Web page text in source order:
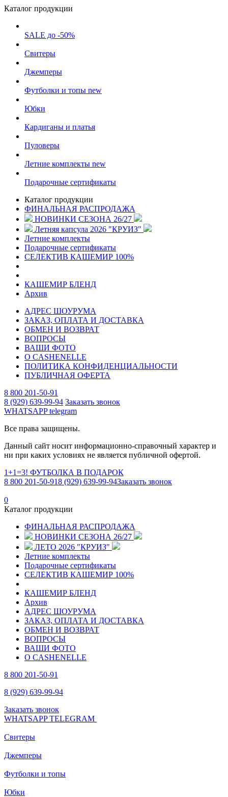
Каталог продукции
SALE до -50%
Свитеры
Джемперы
Футболки и топы new
Юбки
Кардиганы и платья
Пуловеры
Летние комплекты new
Подарочные сертификаты
Каталог продукции
ФИНАЛЬНАЯ РАСПРОДАЖА
НОВИНКИ СЕЗОНА 26/27
Летняя капсула 2026 "КРУИЗ"
Летние комплекты
Подарочные сертификаты
СЕЛЕКТИВ КАШЕМИР 100%
КАШЕМИР БЛЕНД
Архив
АДРЕС ШОУРУМА
ЗАКАЗ, ОПЛАТА И ДОСТАВКА
ОБМЕН И ВОЗВРАТ
ВОПРОСЫ
ВАШИ ФОТО
О CASHENELLE
ПОЛИТИКА КОНФИДЕНЦИАЛЬНОСТИ
ПУБЛИЧНАЯ ОФЕРТА
8 800 201-50-91
8 (929) 639-99-94 Заказать звонок
WHATSAPPtelegram
Все права защищены.
Данный сайт носит информационно-справочный характер и
ни при каких условиях не является публичной офертой.
1+1=3! ФУТБОЛКА В ПОДАРОК
8 800 201-50-918 (929) 639-99-94Заказать звонок
0
Каталог продукции
ФИНАЛЬНАЯ РАСПРОДАЖА
НОВИНКИ СЕЗОНА 26/27
ЛЕТО 2026 "КРУИЗ"
Летние комплекты
Подарочные сертификаты
СЕЛЕКТИВ КАШЕМИР 100%
КАШЕМИР БЛЕНД
Архив
АДРЕС ШОУРУМА
ЗАКАЗ, ОПЛАТА И ДОСТАВКА
ОБМЕН И ВОЗВРАТ
ВОПРОСЫ
ВАШИ ФОТО
О CASHENELLE
8 800 201-50-91
8 (929) 639-99-94
Заказать звонок
WHATSAPPTELEGRAM
Свитеры
Джемперы
Футболки и топы
Юбки